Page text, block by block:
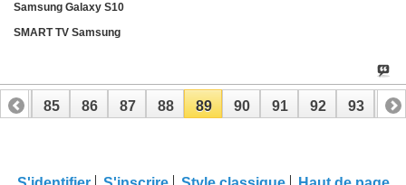
Samsung Galaxy S10
SMART TV Samsung
84 85 86 87 88 89 90 91 92 93 94